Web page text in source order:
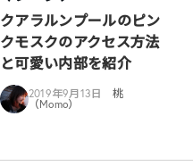
クアラルンプールのピン
クモスクのアクセス方法
と可愛い内部を紹介
2019年9月13日
桃
（Momo）